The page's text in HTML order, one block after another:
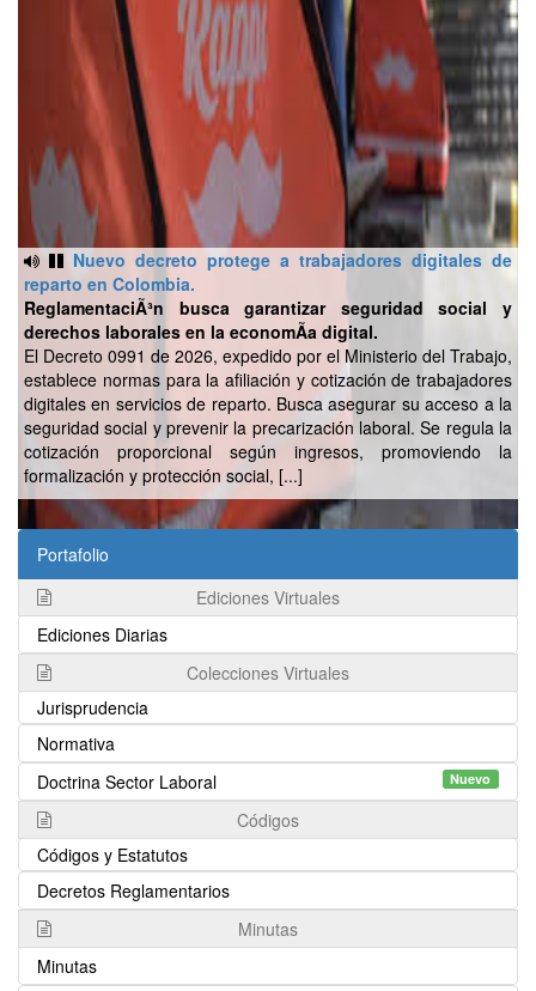
Nuevo decreto protege a trabajadores digitales de
reparto en Colombia.
ReglamentaciÃ³n busca garantizar seguridad social y
derechos laborales en la economÃ­a digital.
El Decreto 0991 de 2026, expedido por el Ministerio del Trabajo,
establece normas para la afiliación y cotización de trabajadores
digitales en servicios de reparto. Busca asegurar su acceso a la
seguridad social y prevenir la precarización laboral. Se regula la
cotización proporcional según ingresos, promoviendo la
formalización y protección social, [...]
Portafolio
Ediciones Virtuales
Ediciones Diarias
Colecciones Virtuales
Jurisprudencia
Normativa
Doctrina Sector Laboral
Nuevo
Códigos
Códigos y Estatutos
Decretos Reglamentarios
Minutas
Minutas